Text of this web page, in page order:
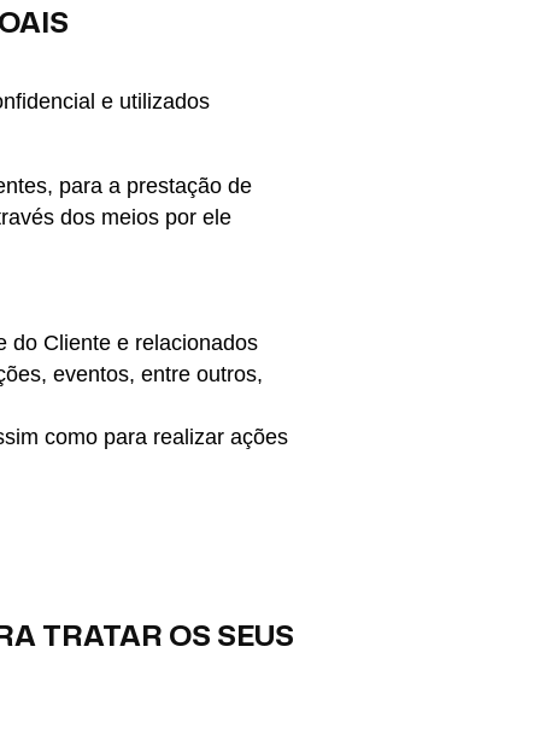
e utilizados
para a prestação de
dos meios por ele
do Cliente e relacionados
eventos, entre outros,
como para realizar ações
TRATAR OS SEUS